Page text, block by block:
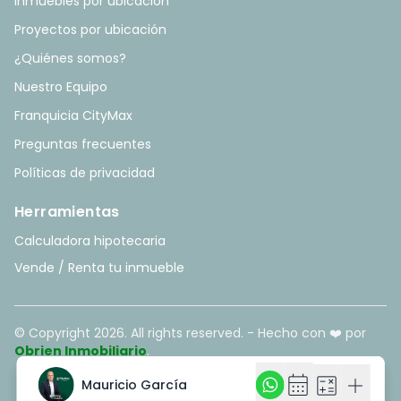
Mauricio García calendar_month calculate add
Mauricio García calendar_month calculate add
Proyectos por ubicación
¿Quiénes somos?
Nuestro Equipo
Franquicia CityMax
Preguntas frecuentes
Políticas de privacidad
Herramientas
Calculadora hipotecaria
Vende / Renta tu inmueble
© Copyright 2026. All rights reserved. - Hecho con ❤️ por
Obrien Inmobiliario.